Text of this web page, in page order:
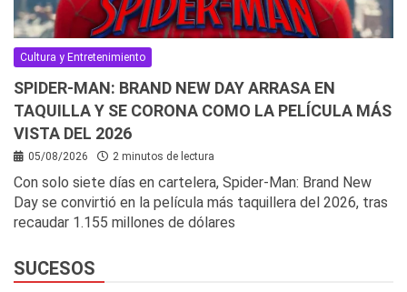
Cultura y Entretenimiento
SPIDER-MAN: BRAND NEW DAY ARRASA EN
TAQUILLA Y SE CORONA COMO LA PELÍCULA MÁS
VISTA DEL 2026
05/08/2026 2 minutos de lectura
Con solo siete días en cartelera, Spider-Man: Brand New
Day se convirtió en la película más taquillera del 2026, tras
recaudar 1.155 millones de dólares
SUCESOS